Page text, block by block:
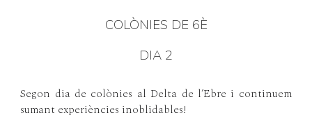
COLÒNIES DE 6È
DIA 2
Segon dia de colònies al Delta de l’Ebre i continuem
sumant experiències inoblidables!